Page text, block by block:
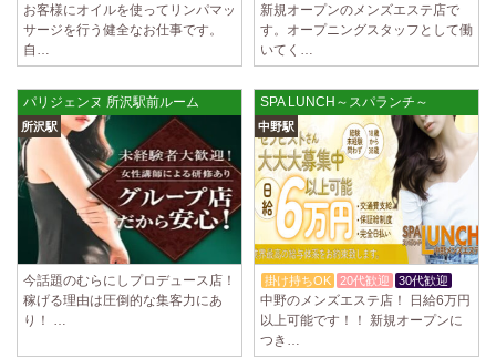
2025/04/08 [勝川駅]
Cat’s (キャッツ)
18歳以上（高校生不可） オープンニングセラピストさん大募集！ 営業時
2025/04/05[日本橋駅]
Aroma de Banana (あろばな)
オープンにつきセラピスト大募集！！ 求人探しに苦労されている貴方様
に朗報です！ 当店では講習制度を徹底しています。 セクハラ…
2025/04/04[吉祥寺駅]
LoveCHU (ラブチュ) 吉祥寺ルーム
やる気のあるセラピスト大募集！ 「本気で稼ぎたい！」「もっと人気セ
ラピストになりたい！」 そんなあなたを全力でサポートします…
お客様にオイルを使ってリンパマッ
サージを行う健全なお仕事です。
自…
新規オープンのメンズエステ店で
す。オープニングスタッフとして働
いてく…
パリジェンヌ 所沢駅前ルーム
所沢駅
今話題のむらにしプロデュース店！
稼げる理由は圧倒的な集客力にあ
り！ …
SPA LUNCH～スパランチ～
中野駅
掛け持ちOK 20代歓迎 30代歓迎
中野のメンズエステ店！ 日給6万円
以上可能です！！ 新規オープンに
つき…